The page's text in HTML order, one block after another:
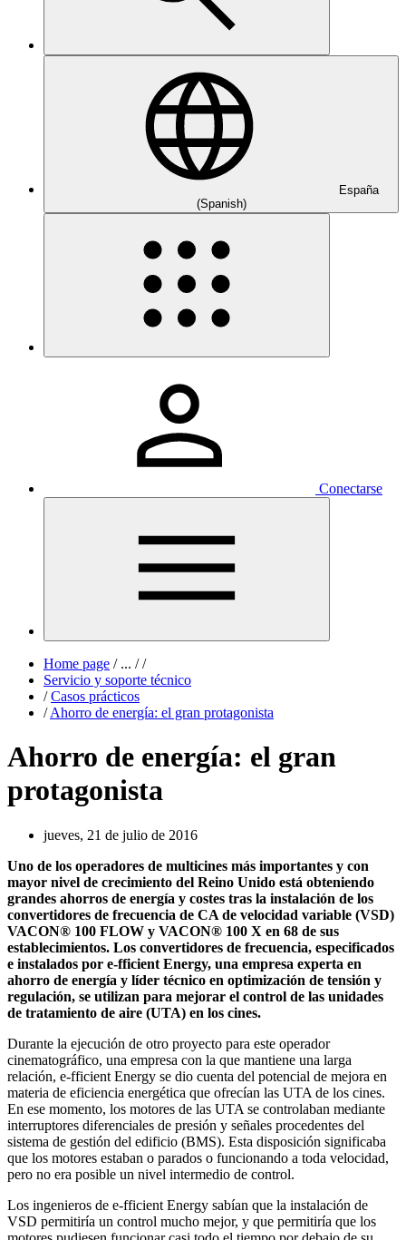
España
(Spanish)
Conectarse
Home page /... / /
Servicio y soporte técnico
/ Casos prácticos
/ Ahorro de energía: el gran protagonista
Ahorro de energía: el gran
protagonista
jueves, 21 de julio de 2016
Uno de los operadores de multicines más importantes y con
mayor nivel de crecimiento del Reino Unido está obteniendo
grandes ahorros de energía y costes tras la instalación de los
convertidores de frecuencia de CA de velocidad variable (VSD)
VACON® 100 FLOW y VACON® 100 X en 68 de sus
establecimientos. Los convertidores de frecuencia, especificados
e instalados por e-fficient Energy, una empresa experta en
ahorro de energía y líder técnico en optimización de tensión y
regulación, se utilizan para mejorar el control de las unidades
de tratamiento de aire (UTA) en los cines.
Durante la ejecución de otro proyecto para este operador
cinematográfico, una empresa con la que mantiene una larga
relación, e-fficient Energy se dio cuenta del potencial de mejora en
materia de eficiencia energética que ofrecían las UTA de los cines.
En ese momento, los motores de las UTA se controlaban mediante
interruptores diferenciales de presión y señales procedentes del
sistema de gestión del edificio (BMS). Esta disposición significaba
que los motores estaban o parados o funcionando a toda velocidad,
pero no era posible un nivel intermedio de control.
Los ingenieros de e-fficient Energy sabían que la instalación de
VSD permitiría un control mucho mejor, y que permitiría que los